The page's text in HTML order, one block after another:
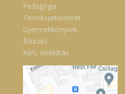
Pedagógia
Természetismeret
Gyermekkönyvek
Étkezés
Kert, önellátás